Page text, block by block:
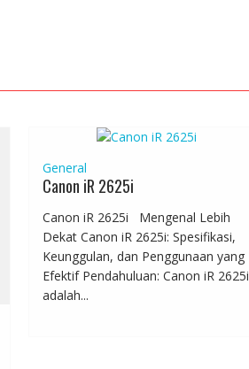
General
Canon iR 2625i
Canon iR 2625i Mengenal Lebih
Dekat Canon iR 2625i: Spesifikasi,
Keunggulan, dan Penggunaan yang
Efektif Pendahuluan: Canon iR 2625i
adalah...